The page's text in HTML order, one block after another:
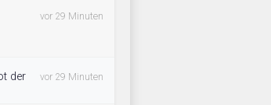
vor 29 Minuten
der
vor 29 Minuten